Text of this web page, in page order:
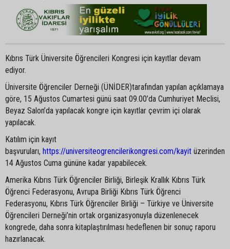
Kıbrıs Türk Üniversite Öğrencileri Kongresi için kayıtlar devam
ediyor.
Üniversite Öğrenciler Derneği (ÜNİDER)tarafından yapılan açıklamaya
göre, 15 Ağustos Cumartesi günü saat 09.00’da Cumhuriyet Meclisi,
Beyaz Salon’da yapılacak kongre için kayıtlar çevrim içi olarak
yapılacak.
Katılım için kayıt
başvuruları, https://universiteogrencilerikongresi.com/kayit üzerinden
14 Ağustos Cuma gününe kadar yapabilecek.
Amerika Kıbrıs Türk Öğrenciler Birliği, Birleşik Krallık Kıbrıs Türk
Öğrenci Federasyonu, Avrupa Birliği Kıbrıs Türk Öğrenci
Federasyonu, Kıbrıs Türk Öğrenciler Birliği – Türkiye ve Üniversite
Öğrencileri Derneği’nin ortak organizasyonuyla düzenlenecek
kongrede, daha sonra kitaplaştırılması hedeflenen bir sonuç raporu
hazırlanacak.